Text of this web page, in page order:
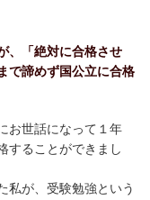
、「絶対に合格させ
で諦めず国公立に合格
お世話になって１年
することができまし
私が、受験勉強という